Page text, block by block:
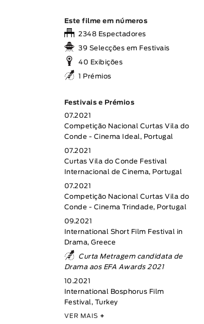
Este filme em números
2348 Espectadores
39 Selecções em Festivais
40 Exibições
1 Prémios
Festivais e Prémios
07.2021
Competição Nacional Curtas Vila do
Conde - Cinema Ideal, Portugal
07.2021
Curtas Vila do Conde Festival
Internacional de Cinema, Portugal
07.2021
Competição Nacional Curtas Vila do
Conde - Cinema Trindade, Portugal
09.2021
International Short Film Festival in
Drama, Greece
Curta Metragem candidata de
Drama aos EFA Awards 2021
10.2021
International Bosphorus Film
Festival, Turkey
VER MAIS +